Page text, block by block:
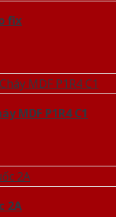
fix
MDF P1R4 C1
2A